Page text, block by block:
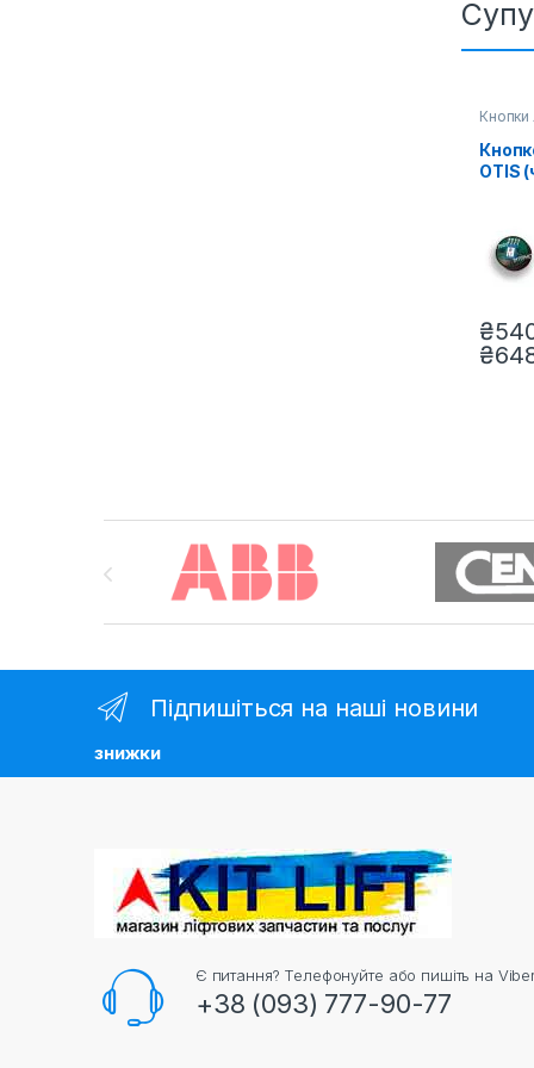
Кнопки
OTIS
₴
₴
Цей
Brands Carousel
Підпишіться на наші новини
знижки
Є питання? Телефонуйте або пишіть на
+38 (093) 777-90-77